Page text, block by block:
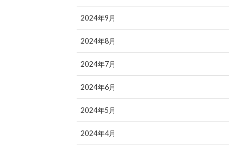
2024年9月
2024年8月
2024年7月
2024年6月
2024年5月
2024年4月